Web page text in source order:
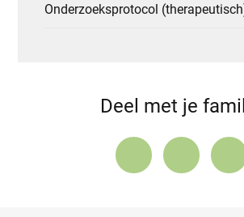
Onderzoeksprotocol
Deel met je